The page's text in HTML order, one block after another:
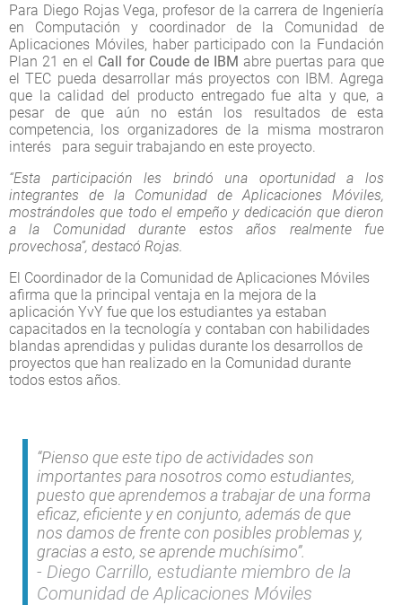
Para Diego Rojas Vega, profesor de la carrera de Ingeniería
en Computación y coordinador de la Comunidad de
Aplicaciones Móviles, haber participado con la Fundación
Plan 21 en el Call for Coude de IBM abre puertas para que
el TEC pueda desarrollar más proyectos con IBM. Agrega
que la calidad del producto entregado fue alta y que, a
pesar de que aún no están los resultados de esta
competencia, los organizadores de la misma mostraron
interés para seguir trabajando en este proyecto.
“Esta participación les brindó una oportunidad a los
integrantes de la Comunidad de Aplicaciones Móviles,
mostrándoles que todo el empeño y dedicación que dieron
a la Comunidad durante estos años realmente fue
provechosa”, destacó Rojas.
El Coordinador de la Comunidad de Aplicaciones Móviles
afirma que la principal ventaja en la mejora de la
aplicación YvY fue que los estudiantes ya estaban
capacitados en la tecnología y contaban con habilidades
blandas aprendidas y pulidas durante los desarrollos de
proyectos que han realizado en la Comunidad durante
todos estos años.
“Pienso que este tipo de actividades son
importantes para nosotros como estudiantes,
puesto que aprendemos a trabajar de una forma
eficaz, eficiente y en conjunto, además de que
nos damos de frente con posibles problemas y,
gracias a esto, se aprende muchísimo”.
Diego Carrillo, estudiante miembro de la
Comunidad de Aplicaciones Móviles